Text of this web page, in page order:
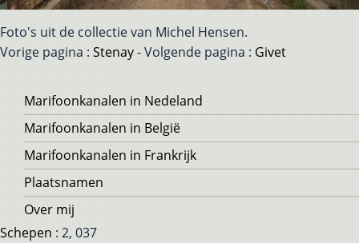
Foto's uit de collectie van Michel Hensen.
Vorige pagina : Stenay- Volgende pagina : Givet
Voet
Marifoonkanalen in Nedeland
Marifoonkanalen in België
Marifoonkanalen in Frankrijk
Plaatsnamen
Over mij
Schepen : 2, 037